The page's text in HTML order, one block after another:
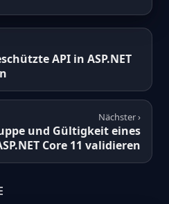
API in ASP.NET
Nächster ›
und Gültigkeit eines
Core 11 validieren